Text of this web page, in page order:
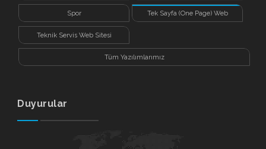
Spor Tek Sayfa (One Page) Web
Teknik Servis Web Sitesi
Tüm Yazılımlarımız
Duyurular